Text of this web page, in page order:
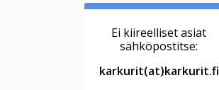
Ei kiireelliset asiat
sähköpostitse:
karkurit(at)karkurit.fi